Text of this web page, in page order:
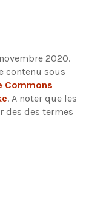
2020.
contenu sous
Commons
. A noter que les
des des termes